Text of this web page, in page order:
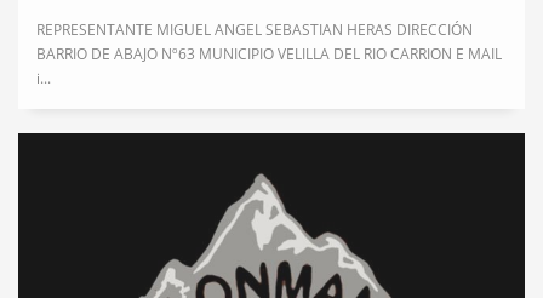
REPRESENTANTE MIGUEL ANGEL SEBASTIAN HERAS DIRECCIÓN
BARRIO DE ABAJO Nº63 MUNICIPIO VELILLA DEL RIO CARRION E MAIL
i...